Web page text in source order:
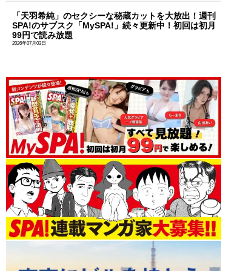
「天羽希純」のセクシーな秘蔵カットを大放出！週刊
SPA!のサブスク「MySPA!」続々更新中！初回は初月
99円で読み放題
2026年07月03日